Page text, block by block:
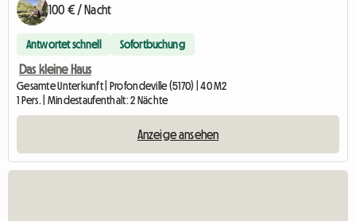
100 € / Nacht
Antwortet schnell Sofortbuchung
Das kleine Haus
Gesamte Unterkunft | Profondeville (5170) | 40 M2
1 Pers. | Mindestaufenthalt: 2 Nächte
Anzeige ansehen